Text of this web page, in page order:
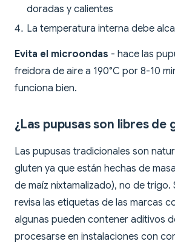
doradas y calientes
La temperatura interna debe
Evita el microondas - hace las
freidora de aire a 190°C por 8-10
funciona bien.
¿Las pupusas son libres de
Las pupusas tradicionales son
gluten ya que están hechas de
de maíz nixtamalizado), no de trigo.
revisa las etiquetas de las marcas
algunas pueden contener aditivos
procesarse en instalaciones con